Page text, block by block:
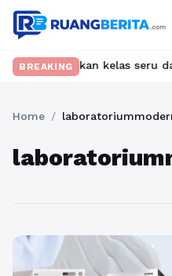
BREAKINGkelas seru dan
Home /